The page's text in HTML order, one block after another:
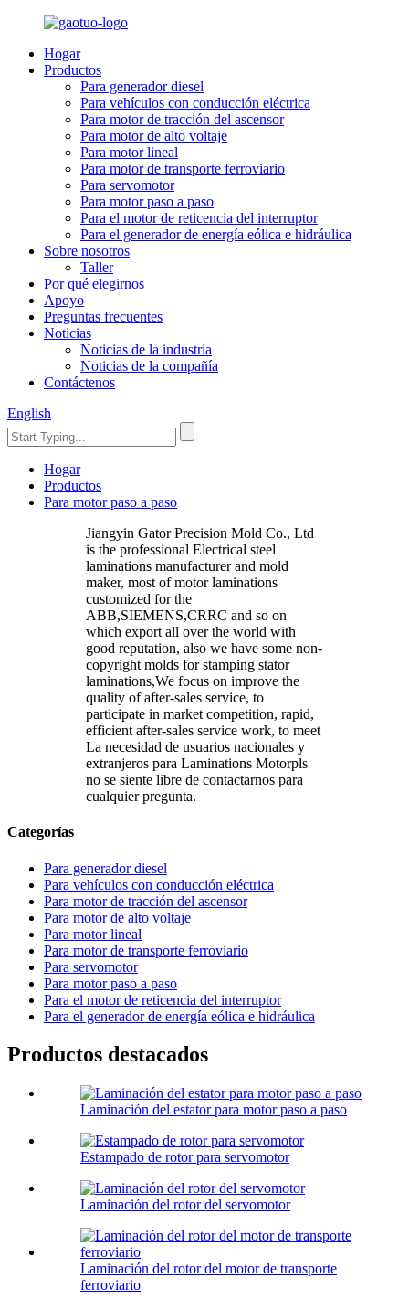
Hogar
Productos
Para generador diesel
Para vehículos con conducción eléctrica
Para motor de tracción del ascensor
Para motor de alto voltaje
Para motor lineal
Para motor de transporte ferroviario
Para servomotor
Para motor paso a paso
Para el motor de reticencia del interruptor
Para el generador de energía eólica e hidráulica
Sobre nosotros
Taller
Por qué elegirnos
Apoyo
Preguntas frecuentes
Noticias
Noticias de la industria
Noticias de la compañía
Contáctenos
English
Hogar
Productos
Para motor paso a paso
Jiangyin Gator Precision Mold Co., Ltd
is the professional Electrical steel
laminations manufacturer and mold
maker, most of motor laminations
customized for the
ABB,SIEMENS,CRRC and so on
which export all over the world with
good reputation, also we have some non-
copyright molds for stamping stator
laminations,We focus on improve the
quality of after-sales service, to
participate in market competition, rapid,
efficient after-sales service work, to meet
La necesidad de usuarios nacionales y
extranjeros para Laminations Motorpls
no se siente libre de contactarnos para
cualquier pregunta.
Categorías
Para generador diesel
Para vehículos con conducción eléctrica
Para motor de tracción del ascensor
Para motor de alto voltaje
Para motor lineal
Para motor de transporte ferroviario
Para servomotor
Para motor paso a paso
Para el motor de reticencia del interruptor
Para el generador de energía eólica e hidráulica
Productos destacados
Laminación del estator para motor paso a paso
Estampado de rotor para servomotor
Laminación del rotor del servomotor
Laminación del rotor del motor de transporte
ferroviario